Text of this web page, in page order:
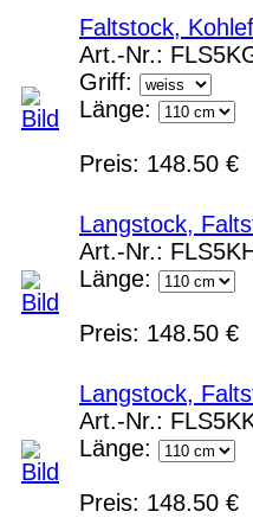
Faltstock,
Art.-Nr.:
Griff:
Länge:
Preis: 148.50 €
Langstock,
Art.-Nr.:
Länge:
Preis: 148.50 €
Langstock,
Art.-Nr.:
Länge:
Preis: 148.50 €